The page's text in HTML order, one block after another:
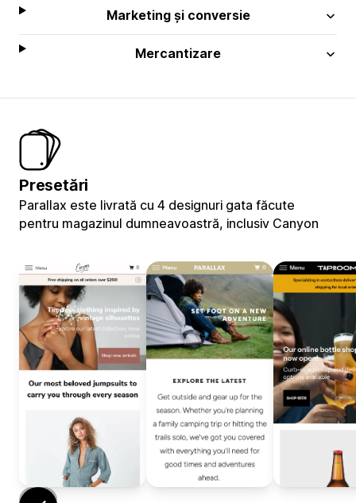
Marketing și conversie
Mercantizare
Presetări
Parallax este livrată cu 4 designuri gata făcute
pentru magazinul dumneavoastră, inclusiv Canyon